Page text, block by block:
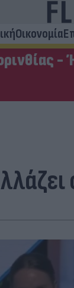
Οικονομία
-